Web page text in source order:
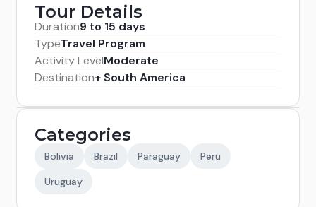
Tour Details
Duration9 to 15 days
TypeTravel Program
Activity LevelModerate
Destination+ South America
Categories
Bolivia Brazil Paraguay
Peru
Uruguay